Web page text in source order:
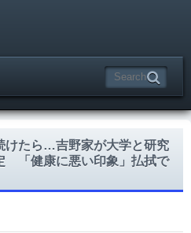
けたら…吉野家が大学と研究
「健康に悪い印象」払拭で